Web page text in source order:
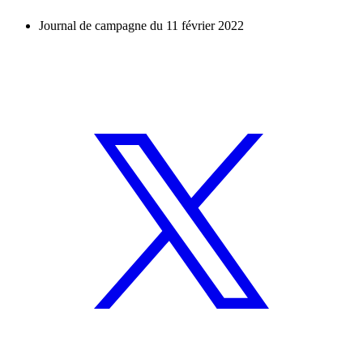
Journal de campagne du 11 février 2022